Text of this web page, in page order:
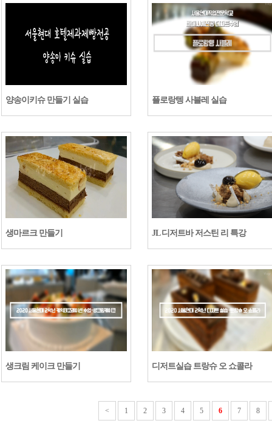
양송이키슈 만들기 실습 플로랑텡 사블레 실습
생마르크 만들기 JL 디저트바 저스틴 리 특강
생크림 케이크 만들기 디저트실습 트랑슈 오 쇼콜라
< 1 2 3 4 5 6 7 8